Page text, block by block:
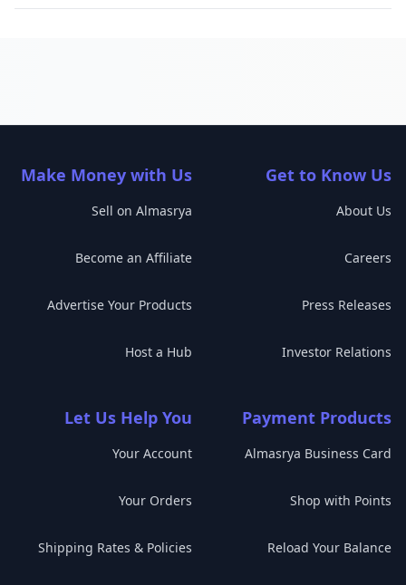
Get to Know Us
About Us
Careers
Press Releases
Investor Relations
Make Money with Us
Sell on Almasrya
Become an Affiliate
Advertise Your Products
Host a Hub
Payment Products
Almasrya Business Card
Shop with Points
Reload Your Balance
Let Us Help You
Your Account
Your Orders
Shipping Rates & Policies